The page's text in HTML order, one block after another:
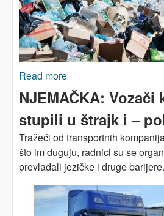
Read more
odjevnog otpada
NJEMAČKA: Vozači
stupili u štrajk i –
Tražeći od transportnih
što im duguju, radnici su se
prevladali jezičke i druge barijere.